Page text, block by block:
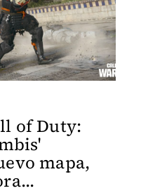
of Duty:
mapa,